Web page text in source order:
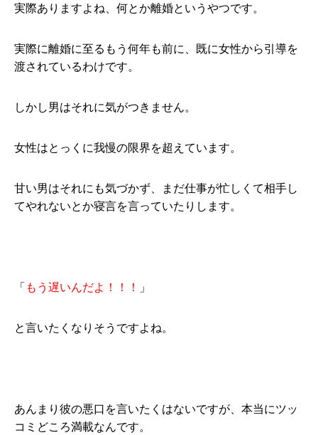
実際ありますよね、何とか離婚というやつです。
実際に離婚に至るもう何年も前に、既に女性から引導を
渡されているわけです。
しかし男はそれに気がつきません。
女性はとっくに我慢の限界を超えています。
甘い男はそれにも気づかず、まだ仕事が忙しくて相手し
てやれないとか寝言を言っていたりします。
「 もう遅いんだよ！！！ 」
と言いたくなりそうですよね。
あんまり彼の悪口を言いたくはないですが、本当にツッ
コミどころ満載なんです。